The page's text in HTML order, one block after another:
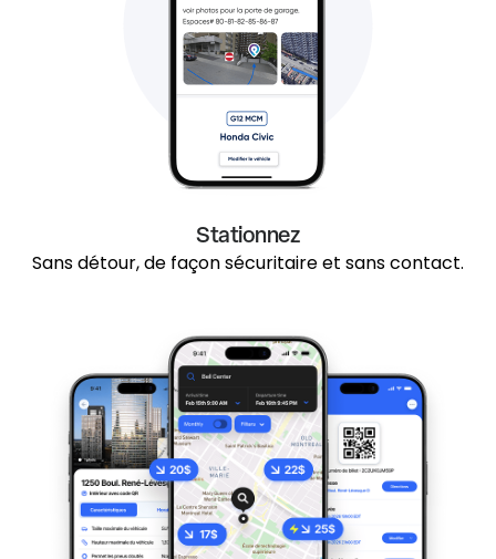
Stationnez
Sans détour, de façon sécuritaire et sans contact.